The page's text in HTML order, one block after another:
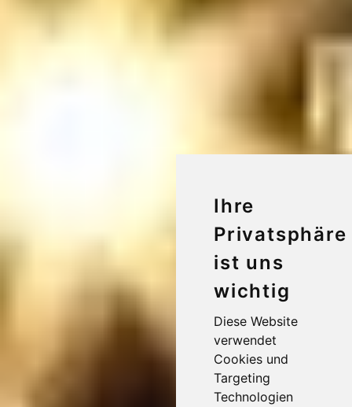
Ihre
Privatsphäre
ist uns
wichtig
Diese Website
verwendet
Cookies und
Targeting
Technologien